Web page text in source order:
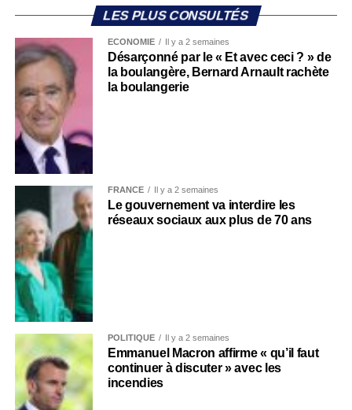
LES PLUS CONSULTÉS
ECONOMIE Il y a 2 semaines
Désarçonné par le « Et avec ceci ? » de
la boulangère, Bernard Arnault rachète
la boulangerie
FRANCE Il y a 2 semaines
Le gouvernement va interdire les
réseaux sociaux aux plus de 70 ans
POLITIQUE Il y a 2 semaines
Emmanuel Macron affirme « qu’il faut
continuer à discuter » avec les
incendies